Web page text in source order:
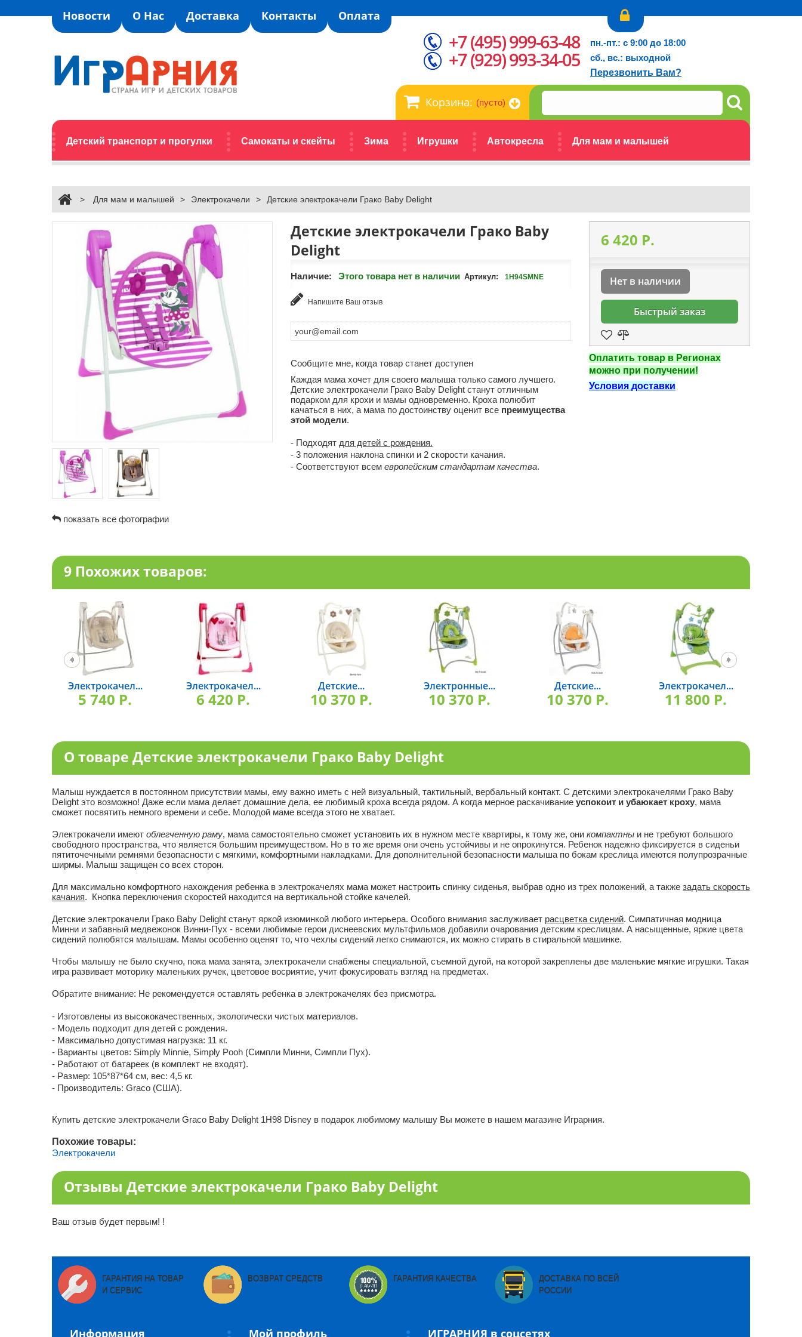
Новости О Нас Доставка Контакты Оплата
Корзина: (пусто)
Детский транспорт и прогулки Самокаты и скейты Зима Игрушки Автокресла Для мам и малышей
+7 (495) 999-63-48
+7 (929) 993-34-05
пн.-пт.: с 9:00 до 18:00
сб., вс.: выходной
Перезвонить Вам?
> Для мам и малышей > Электрокачели > Детские электрокачели Грако Baby Delight
показать все фотографии
Детские электрокачели Грако Baby
Delight
Наличие: Этого товара нет в наличии Артикул: 1H94SMNE
Напишите Ваш отзыв
Сообщите мне, когда товар станет доступен
Каждая мама хочет для своего малыша только самого лучшего.
Детские электрокачели Грако Baby Delight станут отличным
подарком для крохи и мамы одновременно. Кроха полюбит
качаться в них, а мама по достоинству оценит все преимущества
этой модели.
- Подходят для детей с рождения.
- 3 положения наклона спинки и 2 скорости качания.
- Соответствуют всем европейским стандартам качества.
6 420 P.
Нет в наличии
Быстрый заказ
Оплатить товар в Регионах
можно при получении!
Условия доставки
9 Похожих товаров:
Электрокачел...
5 740 P.
Электрокачел...
6 420 P.
Детские...
10 370 P.
Электронные...
10 370 P.
Детские...
10 370 P.
Электрокачел...
11 800 P.
О товаре Детские электрокачели Грако Baby Delight
Малыш нуждается в постоянном присутствии мамы, ему важно иметь с ней визуальный, тактильный, вербальный контакт. С детскими электрокачелями Грако Baby
Delight это возможно! Даже если мама делает домашние дела, ее любимый кроха всегда рядом. А когда мерное раскачивание успокоит и убаюкает кроху, мама
сможет посвятить немного времени и себе. Молодой маме всегда этого не хватает.
Электрокачели имеют облегченную раму, мама самостоятельно сможет установить их в нужном месте квартиры, к тому же, они компактны и не требуют большого
свободного пространства, что является большим преимуществом. Но в то же время они очень устойчивы и не опрокинутся. Ребенок надежно фиксируется в сиденьи
пятиточечными ремнями безопасности с мягкими, комфортными накладками. Для дополнительной безопасности малыша по бокам креслица имеются полупрозрачные
ширмы. Малыш защищен со всех сторон.
Для максимально комфортного нахождения ребенка в электрокачелях мама может настроить спинку сиденья, выбрав одно из трех положений, а также задать скорость
качания. Кнопка переключения скоростей находится на вертикальной стойке качелей.
Детские электрокачели Грако Baby Delight станут яркой изюминкой любого интерьера. Особого внимания заслуживает расцветка сидений. Симпатичная модница
Минни и забавный медвежонок Винни-Пух - всеми любимые герои диснеевских мультфильмов добавили очарования детским креслицам. А насыщенные, яркие цвета
сидений полюбятся малышам. Мамы особенно оценят то, что чехлы сидений легко снимаются, их можно стирать в стиральной машинке.
Чтобы малышу не было скучно, пока мама занята, электрокачели снабжены специальной, съемной дугой, на которой закреплены две маленькие мягкие игрушки. Такая
игра развивает моторику маленьких ручек, цветовое восриятие, учит фокусировать взгляд на предметах.
Обратите внимание: Не рекомендуется оставлять ребенка в электрокачелях без присмотра.
- Изготовлены из высококачественных, экологически чистых материалов.
- Модель подходит для детей с рождения.
- Максимально допустимая нагрузка: 11 кг.
- Варианты цветов: Simply Minnie, Simply Pooh (Симпли Минни, Симпли Пух).
- Работают от батареек (в комплект не входят).
- Размер: 105*87*64 см, вес: 4,5 кг.
- Производитель: Graco (США).
Купить детские электрокачели Graco Baby Delight 1Н98 Disney в подарок любимому малышу Вы можете в нашем магазине Играрния.
Похожие товары:
Электрокачели
Отзывы Детские электрокачели Грако Baby Delight
Ваш отзыв будет первым! !
ГАРАНТИЯ НА ТОВАР
И СЕРВИС
ВОЗВРАТ СРЕДСТВ ГАРАНТИЯ КАЧЕСТВА
ДОСТАВКА ПО ВСЕЙ
РОССИИ
Информация Мой профиль ИГРАРНИЯ в соцсетях